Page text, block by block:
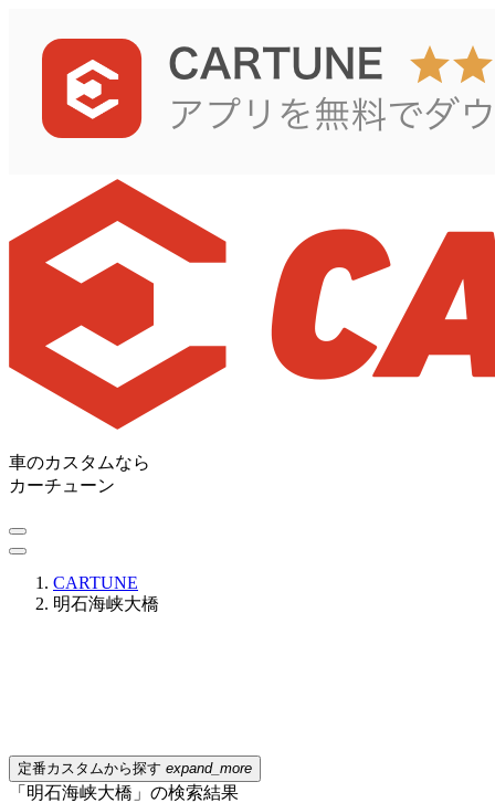
車のカスタムなら
カーチューン
CARTUNE
明石海峡大橋
定番カスタムから探す expand_more
「明石海峡大橋」の検索結果